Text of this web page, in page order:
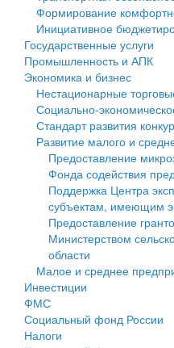
Государственные услуги
Промышленность и АПК
Экономика и бизнес
Символика
Устав
Гостям округа
Туризм
Культура
Образование
Здравоохранение
Социальная защита
Фотоальбом
муниципального округа
Администрация
Тверской области
Управление сельскими
Открытые данные
Работа с обращениями
Муниципальный контроль
Муниципальные услуги
Проекты
Антимонопольный
Финансовое управление
Бюджет для граждан
Имущество
Выявление
объектов недвижимости
Имущественная
среднего
Информационная
среднего
Муниципальные программы
Формирование
Инициативное
Государственные услуги
Промышленность и АПК
Экономика и бизнес
Нестационарные
Социально-
Стандарт развития
Развитие малого и
Предоставление
Фонда содействия
Поддержка Центра
субъектам, имеющим
Предоставление
Министерством
области
Малое и среднее
Инвестиции
ФМС
Социальный фонд России
Налоги